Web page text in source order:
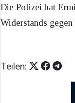
Die Polizei hat
Widerstands
Teilen: